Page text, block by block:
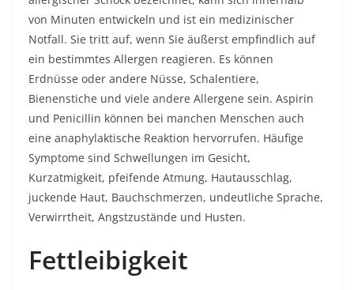
von Minuten entwickeln und ist ein medizinischer
Notfall. Sie tritt auf, wenn Sie äußerst empfindlich auf
ein bestimmtes Allergen reagieren. Es können
Erdnüsse oder andere Nüsse, Schalentiere,
Bienenstiche und viele andere Allergene sein. Aspirin
und Penicillin können bei manchen Menschen auch
eine anaphylaktische Reaktion hervorrufen. Häufige
Symptome sind Schwellungen im Gesicht,
Kurzatmigkeit, pfeifende Atmung, Hautausschlag,
juckende Haut, Bauchschmerzen, undeutliche Sprache,
Verwirrtheit, Angstzustände und Husten.
Fettleibigkeit